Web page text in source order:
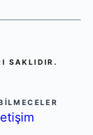
SAKLIDIR.